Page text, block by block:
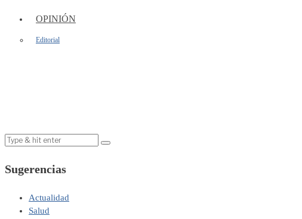
OPINIÓN
Editorial
Sugerencias
Actualidad
Salud